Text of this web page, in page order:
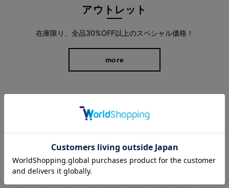
アウトレット
在庫限り、全品30%OFF以上のスペシャル価格！
more